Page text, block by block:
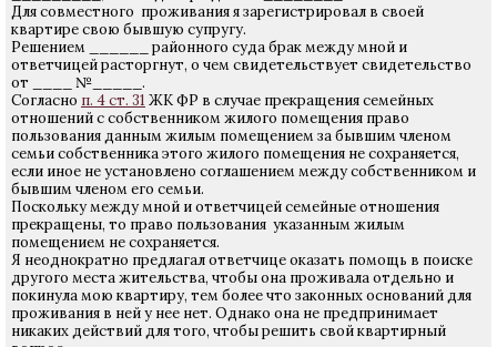
Для совместного проживания я зарегистрировал в своей
квартире свою бывшую супругу.
Решением ______ районного суда брак между мной и
ответчицей расторгнут, о чем свидетельствует свидетельство
от ____ №_____.
Согласно п. 4 ст. 31 ЖК ФР в случае прекращения семейных
отношений с собственником жилого помещения право
пользования данным жилым помещением за бывшим членом
семьи собственника этого жилого помещения не сохраняется,
если иное не установлено соглашением между собственником и
бывшим членом его семьи.
Поскольку между мной и ответчицей семейные отношения
прекращены, то право пользования указанным жилым
помещением не сохраняется.
Я неоднократно предлагал ответчице оказать помощь в поиске
другого места жительства, чтобы она проживала отдельно и
покинула мою квартиру, тем более что законных оснований для
проживания в ней у нее нет. Однако она не предпринимает
никаких действий для того, чтобы решить свой квартирный